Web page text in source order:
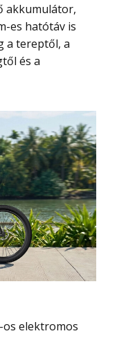
es hatótáv is
a tereptől, a
és a